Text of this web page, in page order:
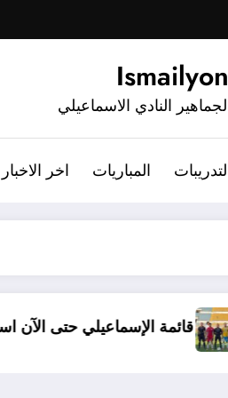
النادي الاسماعيلي
اخر الاخبار المباريات
قائمة للموسم الجديد